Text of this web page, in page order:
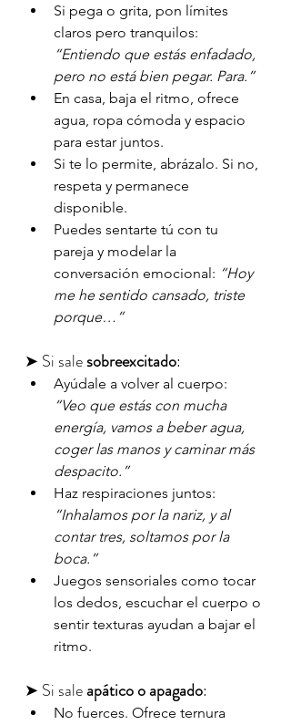
Si pega o grita, pon límites
claros pero tranquilos:
“Entiendo que estás enfadado,
pero no está bien pegar. Para.”
En casa, baja el ritmo, ofrece
agua, ropa cómoda y espacio
para estar juntos.
Si te lo permite, abrázalo. Si no,
respeta y permanece
disponible.
Puedes sentarte tú con tu
pareja y modelar la
conversación emocional: “Hoy
me he sentido cansado, triste
porque…”
➤ Si sale sobreexcitado:
Ayúdale a volver al cuerpo:
“Veo que estás con mucha
energía, vamos a beber agua,
coger las manos y caminar más
despacito.”
Haz respiraciones juntos:
“Inhalamos por la nariz, y al
contar tres, soltamos por la
boca.”
Juegos sensoriales como tocar
los dedos, escuchar el cuerpo o
sentir texturas ayudan a bajar el
ritmo.
➤ Si sale apático o apagado:
No fuerces. Ofrece ternura